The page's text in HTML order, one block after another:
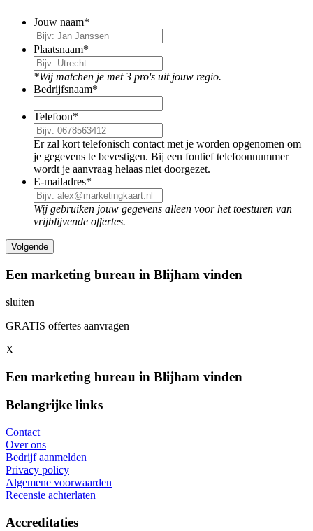
Jouw naam*
Plaatsnaam*
*Wij matchen je met 3 pro's uit jouw regio.
Bedrijfsnaam*
Telefoon*
Er zal kort telefonisch contact met je worden opgenomen om
je gegevens te bevestigen. Bij een foutief telefoonnummer
wordt je aanvraag helaas niet doorgezet.
E-mailadres*
Wij gebruiken jouw gegevens alleen voor het toesturen van
vrijblijvende offertes.
Een marketing bureau in Blijham vinden
sluiten
GRATIS offertes aanvragen
X
Een marketing bureau in Blijham vinden
Belangrijke links
Contact
Over ons
Bedrijf aanmelden
Privacy policy
Algemene voorwaarden
Recensie achterlaten
Accreditaties